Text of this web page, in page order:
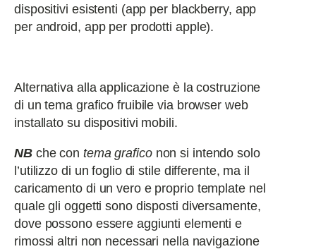
dispositivi esistenti (app per blackberry, app
per android, app per prodotti apple).
Alternativa alla applicazione è la costruzione
di un tema grafico fruibile via browser web
installato su dispositivi mobili.
NBche con tema graficonon si intendo solo
l’utilizzo di un foglio di stile differente, ma il
caricamento di un vero e proprio template nel
quale gli oggetti sono disposti diversamente,
dove possono essere aggiunti elementi e
rimossi altri non necessari nella navigazione